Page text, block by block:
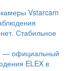
Vstarcam
Стабильное
официальный
ELEX в